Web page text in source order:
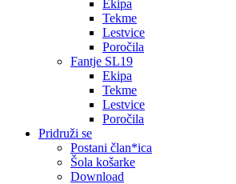
Ekipa
Tekme
Lestvice
Poročila
Fantje SL19
Ekipa
Tekme
Lestvice
Poročila
Pridruži se
Postani član*ica
Šola košarke
Download